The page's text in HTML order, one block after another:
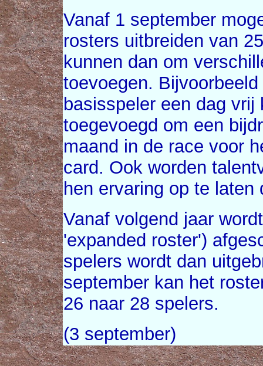
Vanaf 1 september
rosters uitbreiden van
kunnen dan om
toevoegen.
basisspeler een dag
toegevoegd om een
maand in de race voor
card. Ook worden
hen ervaring op te
Vanaf volgend jaar
'expanded roster')
spelers wordt dan
september kan het
26 naar 28 spelers.
(3 september)